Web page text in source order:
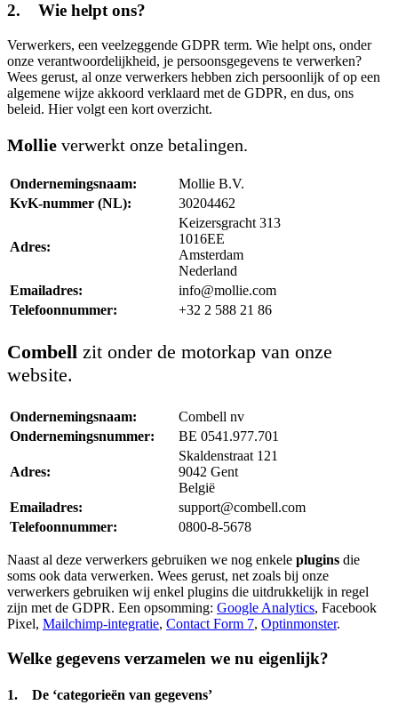
2. Wie helpt ons?
Verwerkers, een veelzeggende GDPR term. Wie helpt ons, onder
onze verantwoordelijkheid, je persoonsgegevens te verwerken?
Wees gerust, al onze verwerkers hebben zich persoonlijk of op een
algemene wijze akkoord verklaard met de GDPR, en dus, ons
beleid. Hier volgt een kort overzicht.
Mollie verwerkt onze betalingen.
Ondernemingsnaam:
Mollie B.V.
KvK-nummer (NL):
30204462
Adres:
Keizersgracht 313
1016EE
Amsterdam
Nederland
Emailadres:
info@mollie.com
Telefoonnummer:
+32 2 588 21 86
Combell zit onder de motorkap van onze
website.
Ondernemingsnaam:
Combell nv
Ondernemingsnummer:
BE 0541.977.701
Adres:
Skaldenstraat 121
9042 Gent
België
Emailadres:
support@combell.com
Telefoonnummer:
0800-8-5678
Naast al deze verwerkers gebruiken we nog enkele plugins die
soms ook data verwerken. Wees gerust, net zoals bij onze
verwerkers gebruiken wij enkel plugins die uitdrukkelijk in regel
zijn met de GDPR. Een opsomming: Google Analytics, Facebook
Pixel, Mailchimp-integratie, Contact Form 7, Optinmonster.
Welke gegevens verzamelen we nu eigenlijk?
1. De ‘categorieën van gegevens’